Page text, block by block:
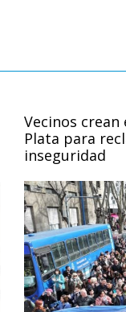
Vecinos
Plata para
inseguridad